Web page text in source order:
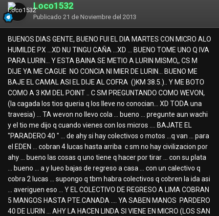
Loco1532
Publicado 21 de Noviembre del 2013
BUENOS DIAS GENTE, BUENO FUI EL DIA MARTES CON MICRO ALO
HUMILDE PX ...XD NU TINGU CAÑA ...XD ... BUENO TOME UNO Q IVA
PARA LURIN... Y ESTA BAINA SE METIO A LURIN MISMO,, CS M
DIJE YA ME CAGUE NO CONCIA NI MIER DE LURIN... BUENO ME
BAJE EL CAMAL ASI EL DIJE AL COFRA ()KM 38.5.).. Y ME BOTO
COMO A 3 KM DEL POINT .. C SM PREGUNTANDO COMO WEVON,
(la cagada los tios queria q los lleve no conocian... XD TODA una
travesia) ... TA wevon no llevo cola ... bueno ... pregunte aun wachi
y el tio me dijo q cuando vienes con los micros .... BAJATE EL
"PARADERO 40 " ... de ahy si hay colectivos o motos ...q van ... para
el EDEN ... cobran 4 lucas hasta arriba c sm no hay civilizacion por
ahy ... bueno las cosas q uno tiene q hacer por tirar ... con su plata
... bueno ... a y lueo bajas de regreso a casa ... con un calectivo q
cobra 2 lucas ... supongo q tbm habra colectivos q cobren la ida asi
... averiguen eso ... Y EL COLECTIVO DE REGRESO A LIMA COBRAN
5 MANGOS HASTA PTE.CANADA .... YA SABEN MANOS PARDERO
40 DE LURIN ... AHY LA HACEN LINDA SI VIENE EN MICRO (LOS SAN